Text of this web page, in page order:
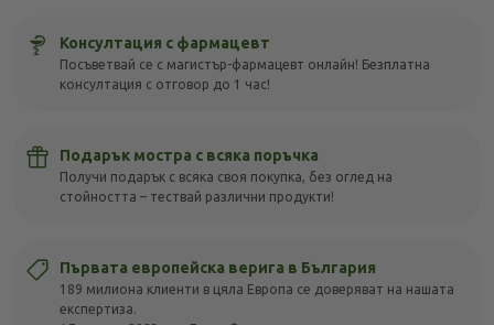
Консултация с фармацевт
Посъветвай се с магистър-фармацевт онлайн! Безплатна
консултация с отговор до 1 час!
Подарък мостра с всяка поръчка
Получи подарък с всяка своя покупка, без оглед на
стойността – тествай различни продукти!
Първата европейска верига в България
189 милиона клиенти в цяла Европа се доверяват на нашата
експертиза.